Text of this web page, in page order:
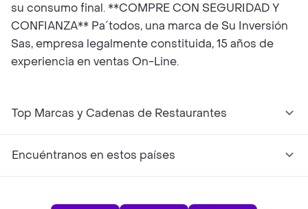
su consumo final. **COMPRE CON SEGURIDAD Y
CONFIANZA** Pa´todos, una marca de Su Inversión
Sas, empresa legalmente constituida, 15 años de
experiencia en ventas On-Line.
Top Marcas y Cadenas de Restaurantes
Encuéntranos en estos países